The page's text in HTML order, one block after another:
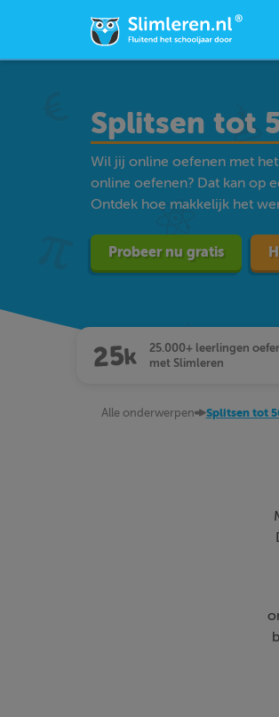
Splitsen tot
Wil jij online oefenen met
online oefenen? Dat kan op
Ontdek hoe makkelijk het
Probeer nu gratis
25.000+ leerlingen
met Slimleren
Alle onderwerpen Splitsen tot